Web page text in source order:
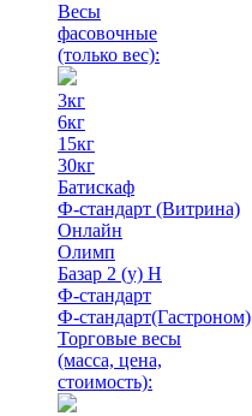
Весы
фасовочные
(только вес):
3кг
6кг
15кг
30кг
Батискаф
Ф-стандарт (Витрина)
Онлайн
Олимп
Базар 2 (у) Н
Ф-стандарт
Ф-стандарт(Гастроном)
Торговые весы
(масса, цена,
стоимость):